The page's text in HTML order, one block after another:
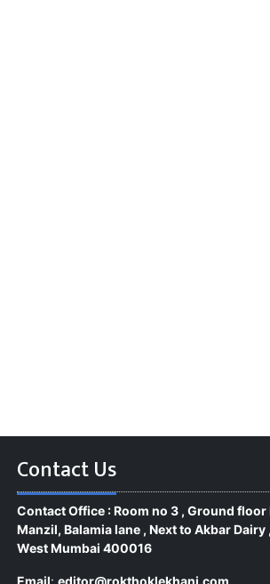
Contact Us
Contact Office : Room no 3 , Ground floor
Manzil, Balamia lane , Next to Akbar Dairy
West Mumbai 400016
Email: editor@rokthoklekhani.com